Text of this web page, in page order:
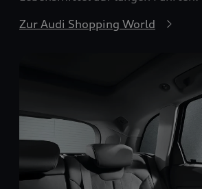
Zur Audi Shopping World